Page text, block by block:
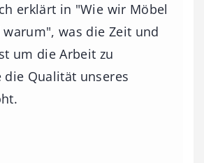
erklärt in "Wie wir Möbel
was die Zeit und
um die Arbeit zu
die Qualität unseres